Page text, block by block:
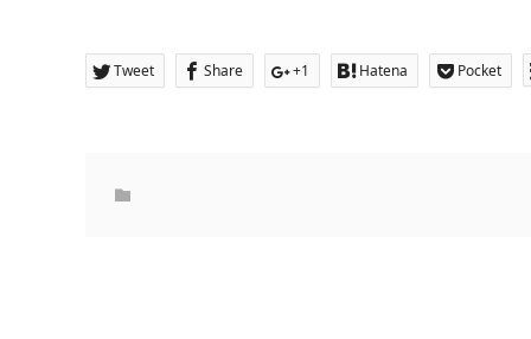
Tweet Share +1 Hatena Pocket